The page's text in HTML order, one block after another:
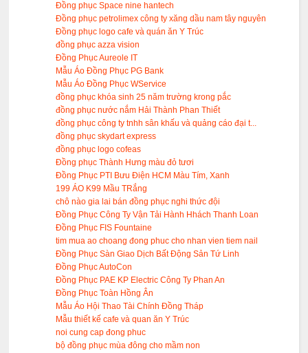
Đồng phục Space nine hantech
Đồng phục petrolimex công ty xăng dầu nam tây nguyên
Đồng phục logo cafe và quán ăn Y Trúc
đồng phục azza vision
Đồng Phục Aureole IT
Mẫu Áo Đồng Phục PG Bank
Mẫu Áo Đồng Phục WService
đồng phục khóa sinh 25 năm trường krong pắc
đồng phục nước nắm Hải Thành Phan Thiết
đồng phục công ty tnhh sân khấu và quảng cáo đại t...
đồng phục skydart express
đồng phục logo cofeas
Đồng phục Thành Hưng màu đỏ tươi
Đồng Phục PTI Bưu Điện HCM Màu Tím, Xanh
199 ÁO K99 Mầu TRắng
chô nào gia lai bán đồng phục nghi thức đội
Đồng Phục Công Ty Vận Tải Hành Hhách Thanh Loan
Đồng Phục FIS Fountaine
tim mua ao choang đong phuc cho nhan vien tiem nail
Đồng Phục Sàn Giao Dịch Bất Động Sản Tứ Linh
Đồng Phục AutoCon
Đồng Phục PAE KP Electric Công Ty Phan An
Đồng Phục Toàn Hồng Ân
Mẫu Áo Hội Thao Tài Chính Đồng Tháp
Mẫu thiết kế cafe và quan ăn Y Trúc
noi cung cap đong phuc
bộ đồng phục mùa đông cho mầm non